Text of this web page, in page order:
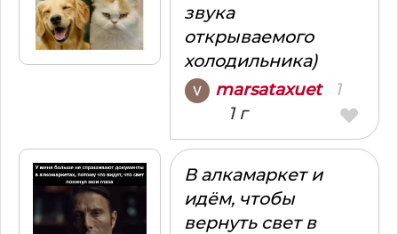
звука
открываемого
холодильника)
marsataxuet
1 г
1
В алкамаркет и
идём, чтобы
вернуть свет в